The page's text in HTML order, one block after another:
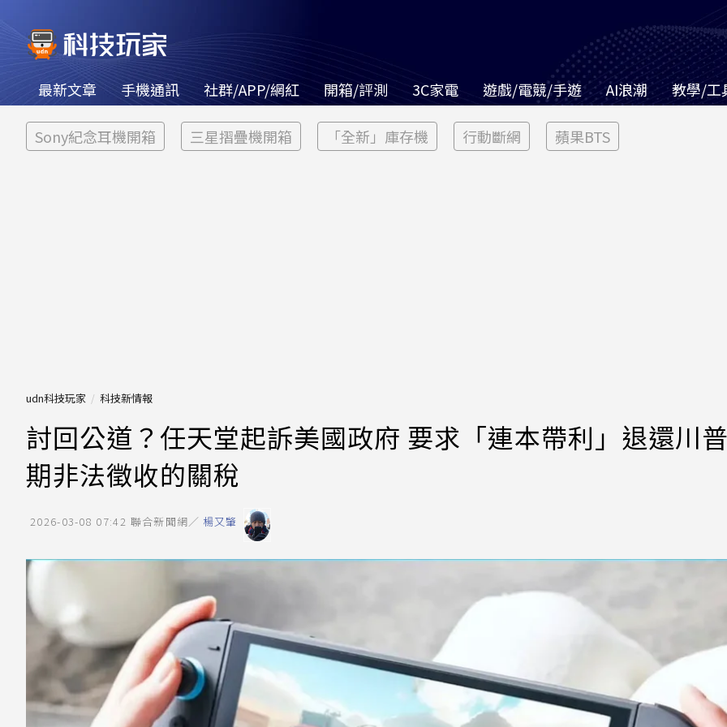
最新文章 手機通訊 社群/APP/網紅 開箱/評測 3C家電 遊戲/電競/手遊 AI浪潮 教學/工
Sony紀念耳機開箱 三星摺疊機開箱 「全新」庫存機 行動斷網 蘋果BTS
udn科技玩家 科技新情報
討回公道？任天堂起訴美國政府 要求「連本帶利」退還川
期非法徵收的關稅
2026-03-08 07:42 聯合新聞網／ 楊又肇